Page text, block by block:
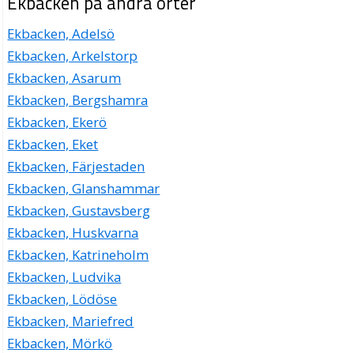
Ekbacken, Adelsö
Ekbacken, Arkelstorp
Ekbacken, Asarum
Ekbacken, Bergshamra
Ekbacken, Ekerö
Ekbacken, Eket
Ekbacken, Färjestaden
Ekbacken, Glanshammar
Ekbacken, Gustavsberg
Ekbacken, Huskvarna
Ekbacken, Katrineholm
Ekbacken, Ludvika
Ekbacken, Lödöse
Ekbacken, Mariefred
Ekbacken, Mörkö